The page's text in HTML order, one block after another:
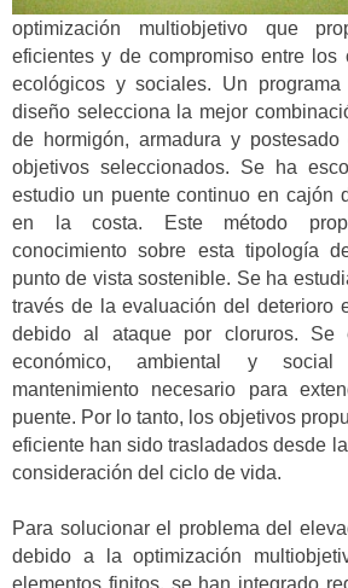
optimización multiobjetivo que
eficientes y de compromiso entre los
ecológicos y sociales. Un
diseño selecciona la mejor
de hormigón, armadura y
objetivos seleccionados. Se ha
estudio un puente continuo en cajón
en la costa. Este método
conocimiento sobre esta tipología
punto de vista sostenible. Se ha
través de la evaluación del deterioro
debido al ataque por cloruros. Se
económico, ambiental y
mantenimiento necesario para
puente. Por lo tanto, los objetivos
eficiente han sido trasladados desde
consideración del ciclo de vida.
Para solucionar el problema del
debido a la optimización